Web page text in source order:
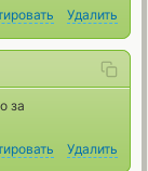
Удалить
за
Удалить